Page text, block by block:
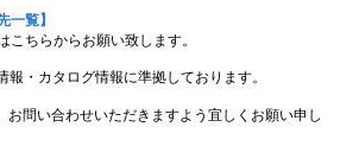
一覧】
ちらからお願い致します。
・カタログ情報に準拠しております。
問い合わせいただきますよう宜しくお願い申し